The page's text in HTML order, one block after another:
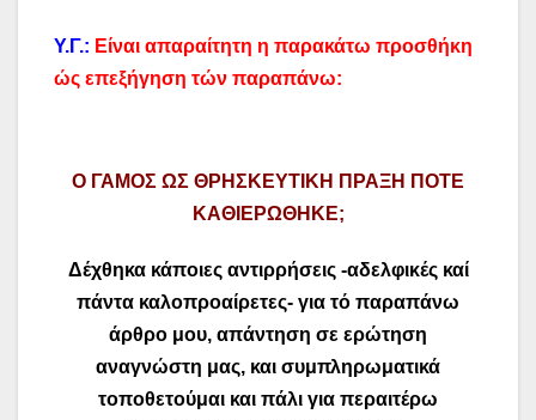
Υ.Γ.: Είναι απαραίτητη η παρακάτω προσθήκη
ώς επεξήγηση τών παραπάνω:
Ο ΓΑΜΟΣ ΩΣ ΘΡΗΣΚΕΥΤΙΚΗ ΠΡΑΞΗ ΠΟΤΕ
ΚΑΘΙΕΡΩΘΗΚΕ;
Δέχθηκα κάποιες αντιρρήσεις -αδελφικές καί
πάντα καλοπροαίρετες- για τό παραπάνω
άρθρο μου, απάντηση σε ερώτηση
αναγνώστη μας, και συμπληρωματικά
τοποθετούμαι και πάλι για περαιτέρω